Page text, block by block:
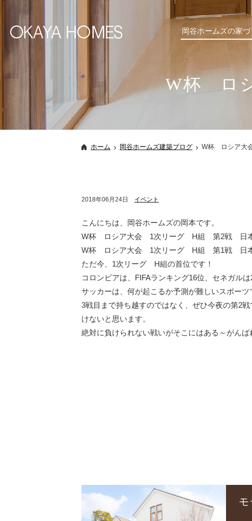
岡谷ホームズの家づ
W杯 ロ
ホーム 岡谷ホームズ建築ブログ W杯 ロシア大
2018年06月24日 イベント
こんにちは、岡谷ホームズの岡本です。
W杯 ロシア大会 1次リーグ H組 第2戦 日本ー
W杯 ロシア大会 1次リーグ H組 第1戦 日本
ただ今、1次リーグ H組の首位です！
コロンビアは、FIFAランキング16位、セネガル
サッカーは、何が起こるか予測が難しいスポーツ
3戦目まで持ち越すのではなく、ぜひ今夜の第2
けないと思います。
絶対に負けられない戦いがそこにはある～がんば